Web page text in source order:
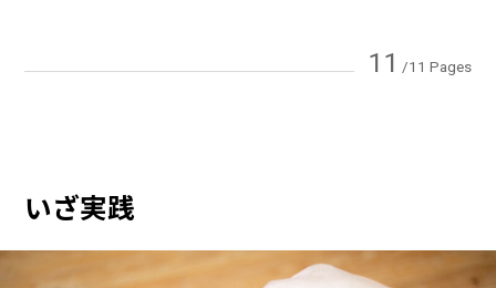
11 /11 Pages
いざ実践